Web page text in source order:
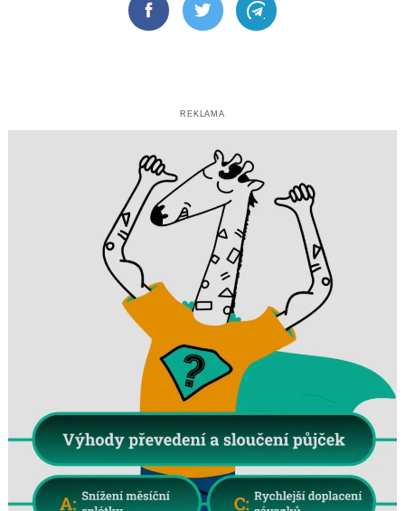
FacebookTwitter Telegram
REKLAMA